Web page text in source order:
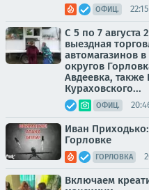
ОФИЦ. 22:15
С 5 по 7 августа
выездная
автомагазинов
округов
Авдеевка,
Кураховского...
ОФИЦ.
Иван
Горловке
ГОРЛОВКА
Включаем